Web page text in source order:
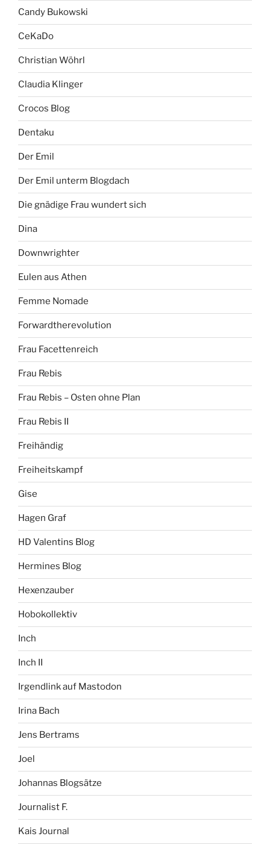
Candy Bukowski
CeKaDo
Christian Wöhrl
Claudia Klinger
Crocos Blog
Dentaku
Der Emil
Der Emil unterm Blogdach
Die gnädige Frau wundert sich
Dina
Downwrighter
Eulen aus Athen
Femme Nomade
Forwardtherevolution
Frau Facettenreich
Frau Rebis
Frau Rebis – Osten ohne Plan
Frau Rebis II
Freihändig
Freiheitskampf
Gise
Hagen Graf
HD Valentins Blog
Hermines Blog
Hexenzauber
Hobokollektiv
Inch
Inch II
Irgendlink auf Mastodon
Irina Bach
Jens Bertrams
Joel
Johannas Blogsätze
Journalist F.
Kais Journal